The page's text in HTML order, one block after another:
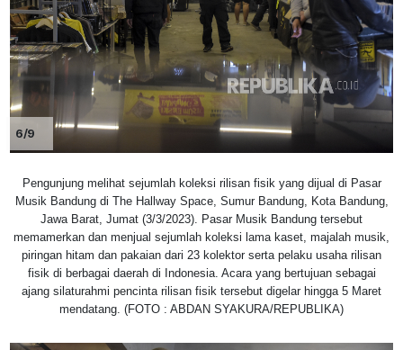
6/9
Pengunjung melihat sejumlah koleksi rilisan fisik yang dijual di Pasar
Musik Bandung di The Hallway Space, Sumur Bandung, Kota Bandung,
Jawa Barat, Jumat (3/3/2023). Pasar Musik Bandung tersebut
memamerkan dan menjual sejumlah koleksi lama kaset, majalah musik,
piringan hitam dan pakaian dari 23 kolektor serta pelaku usaha rilisan
fisik di berbagai daerah di Indonesia. Acara yang bertujuan sebagai
ajang silaturahmi pencinta rilisan fisik tersebut digelar hingga 5 Maret
mendatang. (FOTO : ABDAN SYAKURA/REPUBLIKA)